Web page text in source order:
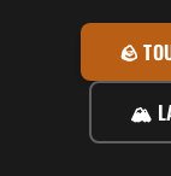
🪨
🏔️ LA